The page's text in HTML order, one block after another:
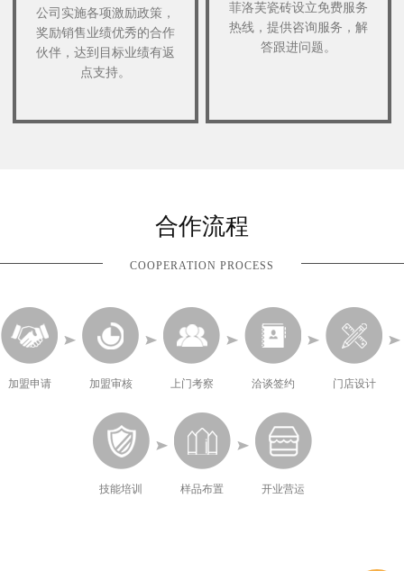
公司实施各项激励政策，
奖励销售业绩优秀的合作
伙伴，达到目标业绩有返
点支持。
菲洛芙瓷砖设立免费服务
热线，提供咨询服务，解
答跟进问题。
合作流程
COOPERATION PROCESS
加盟申请 加盟审核 上门考察 洽谈签约 门店设计
技能培训 样品布置 开业营运